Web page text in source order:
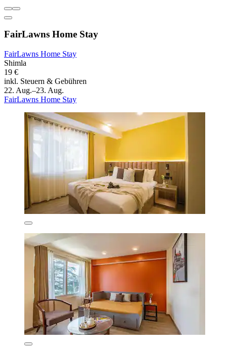
FairLawns Home Stay
FairLawns Home Stay
Shimla
19 €
inkl. Steuern & Gebühren
22. Aug.–23. Aug.
FairLawns Home Stay